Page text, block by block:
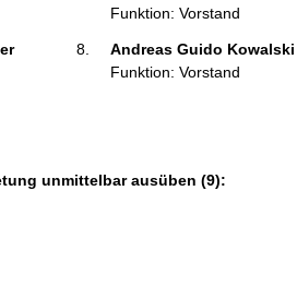
Funktion: Vorstand
Andreas Guido Kowalski
Funktion: Vorstand
unmittelbar ausüben (9):